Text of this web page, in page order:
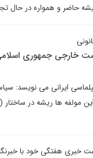
حاضر و همواره در حال
خارجی جمهوری
ایرانی می نویسد:
مولفه ها ریشه در
خبری هفتگی خود با